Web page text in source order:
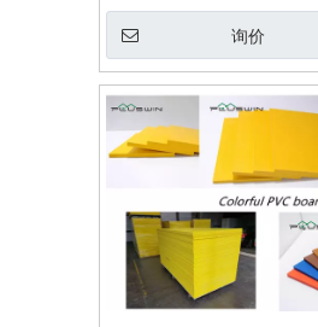
询价